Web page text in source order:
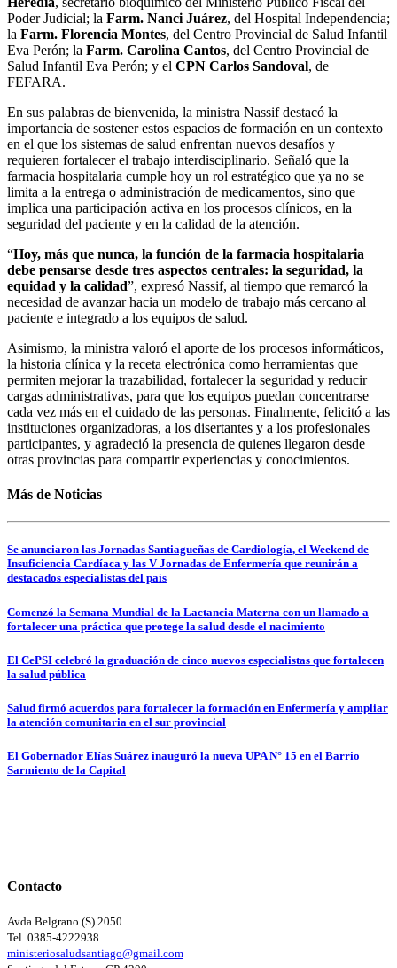
Poder Judicial; la Farm. Nanci Juárez, del Hospital Independencia;
la Farm. Florencia Montes, del Centro Provincial de Salud Infantil
Eva Perón; la Farm. Carolina Cantos, del Centro Provincial de
Salud Infantil Eva Perón; y el CPN Carlos Sandoval, de
FEFARA.
En sus palabras de bienvenida, la ministra Nassif destacó la
importancia de sostener estos espacios de formación en un contexto
en el que los sistemas de salud enfrentan nuevos desafíos y
requieren fortalecer el trabajo interdisciplinario. Señaló que la
farmacia hospitalaria cumple hoy un rol estratégico que ya no se
limita a la entrega o administración de medicamentos, sino que
implica una participación activa en los procesos clínicos, en la
seguridad del paciente y en la calidad de la atención.
“Hoy, más que nunca, la función de la farmacia hospitalaria
debe pensarse desde tres aspectos centrales: la seguridad, la
equidad y la calidad”, expresó Nassif, al tiempo que remarcó la
necesidad de avanzar hacia un modelo de trabajo más cercano al
paciente e integrado a los equipos de salud.
Asimismo, la ministra valoró el aporte de los procesos informáticos,
la historia clínica y la receta electrónica como herramientas que
permiten mejorar la trazabilidad, fortalecer la seguridad y reducir
cargas administrativas, para que los equipos puedan concentrarse
cada vez más en el cuidado de las personas. Finalmente, felicitó a las
instituciones organizadoras, a los disertantes y a los profesionales
participantes, y agradeció la presencia de quienes llegaron desde
otras provincias para compartir experiencias y conocimientos.
Más de Noticias
Se anunciaron las Jornadas Santiagueñas de Cardiología, el Weekend de
Insuficiencia Cardíaca y las V Jornadas de Enfermería que reunirán a
destacados especialistas del país
Comenzó la Semana Mundial de la Lactancia Materna con un llamado a
fortalecer una práctica que protege la salud desde el nacimiento
El CePSI celebró la graduación de cinco nuevos especialistas que fortalecen
la salud pública
Salud firmó acuerdos para fortalecer la formación en Enfermería y ampliar
la atención comunitaria en el sur provincial
El Gobernador Elías Suárez inauguró la nueva UPA N° 15 en el Barrio
Sarmiento de la Capital
Contacto
Avda Belgrano (S) 2050.
Tel. 0385-4222938
ministeriosaludsantiago@gmail.com